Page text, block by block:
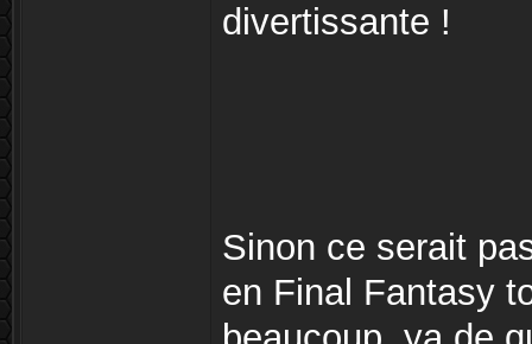
divertissante !
Sinon ce serait
en Final Fantasy